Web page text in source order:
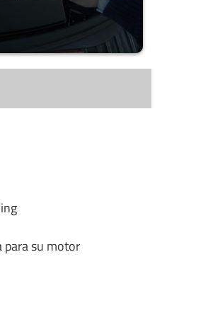
para su motor